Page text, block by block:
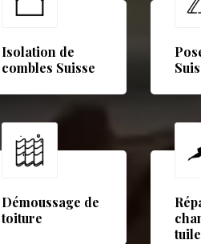
Isolation de
combles Suisse
Démoussage de
toiture